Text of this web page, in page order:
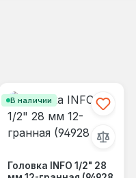
В наличии
Головка INFO 1/2" 28